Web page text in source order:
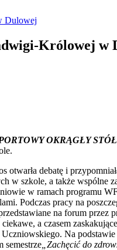
Królowej w
OKRĄGŁY
debatę i
w szkole, a także wspólne
w ramach programu
Podczas pracy na
na forum przez
a czasem
Na
semestrze „Zachęcić do